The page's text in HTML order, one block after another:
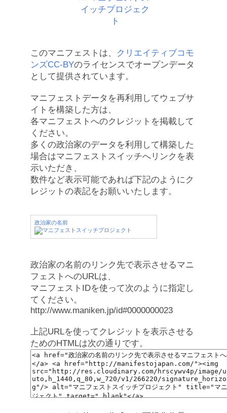
このマニフェストは、
クリエイティブコモ
ンズCC-BYのライセンスでオープンデータ
として提供されています。
マニフェストデータを再利用してウェブサ
イトを構築した方は、
各マニフェストへのクレジットを掲載して
ください。
多くの政治家のデータを利用して構築した
場合はマニフェストスイッチへリンクを表
示いただき、
数件など表示可能であれば下記のようにク
レジットの表記をお願いいたします。
政治家の名前
政治家の名前のリンク先で表示させるマニ
フェストへのURLは、
マニフェストIDを使って次のように指定し
てください。
http://www.maniken.jp/id#0000000023
上記URLを使ってクレジットを表示させる
ためのHTMLは次の通りです。